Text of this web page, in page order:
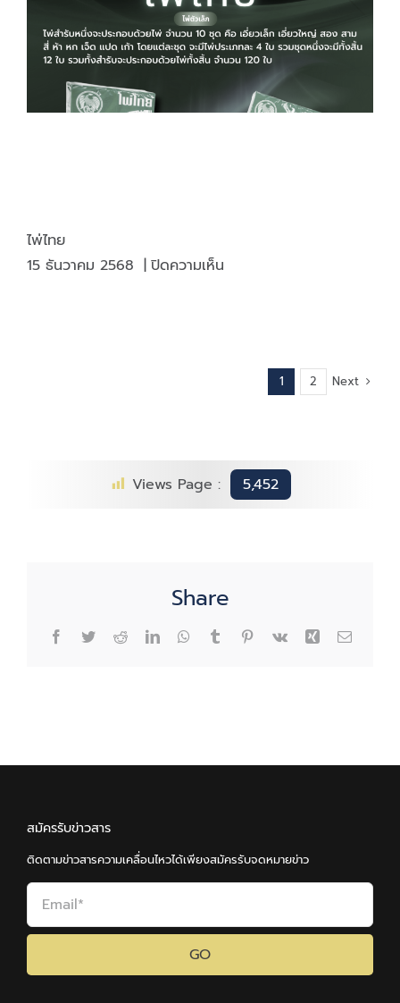
=
งาน
ไม่
พลาด
ไพ่ไทย
15 ธันวาคม 2568 | ปิดความเห็นบน
1 2 Next
Views Page : 5,452
Share
Facebook
TwitterRedditLinkedInWhatsApp
TumblrPinterest
Vk Xing Email
สมัครรับข่าวสาร
ติดตามข่าวสารความเคลื่อนไหวได้เพียงสมัครรับจดหมายข่าว
GO